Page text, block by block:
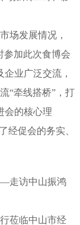
场发展情况，
参加此次食博会
业广泛交流，
“牵线搭桥”，打
会的核心理
经促会的务实、
—走访中山振鸿
莅临中山市经